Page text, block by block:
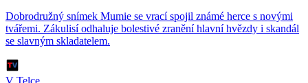
Dobrodružný snímek Mumie se vrací spojil známé herce s novými
tvářemi. Zákulisí odhaluje bolestivé zranění hlavní hvězdy i skandál
se slavným skladatelem.